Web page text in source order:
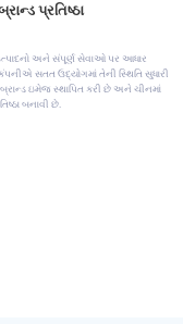
પ્રતિષ્ઠા
અને સંપૂર્ણ સેવાઓ પર આધાર
સતત ઉદ્યોગમાં તેની સ્થિતિ સુધારી
બ્રાન્ડ ઇમેજ સ્થાપિત કરી છે અને ચીનમાં
બનાવી છે.